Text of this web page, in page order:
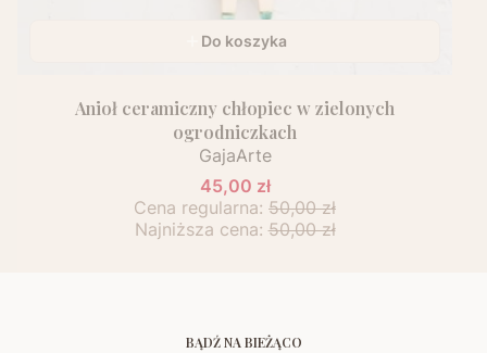
Do koszyka
Anioł ceramiczny chłopiec w zielonych
ogrodniczkach
GajaArte
45,00 zł
Cena regularna: 50,00 zł
Najniższa cena: 50,00 zł
BĄDŹ NA BIEŻĄCO